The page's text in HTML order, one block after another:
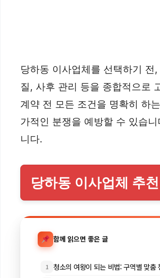
당하동 이사업체를 선택하기
질, 사후 관리 등을 종합적으로
계약 전 모든 조건을 명확히 하
가적인 분쟁을 예방할 수 있습
니다.
당하동 이사업체 추
함께 읽으면 좋은 글
1 청소의 여왕이 되는 비법: 구역별 맞